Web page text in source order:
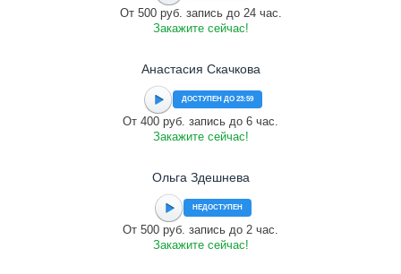
От 500 руб. запись до 24 час.
Закажите сейчас!
Анастасия Скачкова
ДОСТУПЕН ДО 23:59
От 400 руб. запись до 6 час.
Закажите сейчас!
Ольга Здешнева
НЕДОСТУПЕН
От 500 руб. запись до 2 час.
Закажите сейчас!